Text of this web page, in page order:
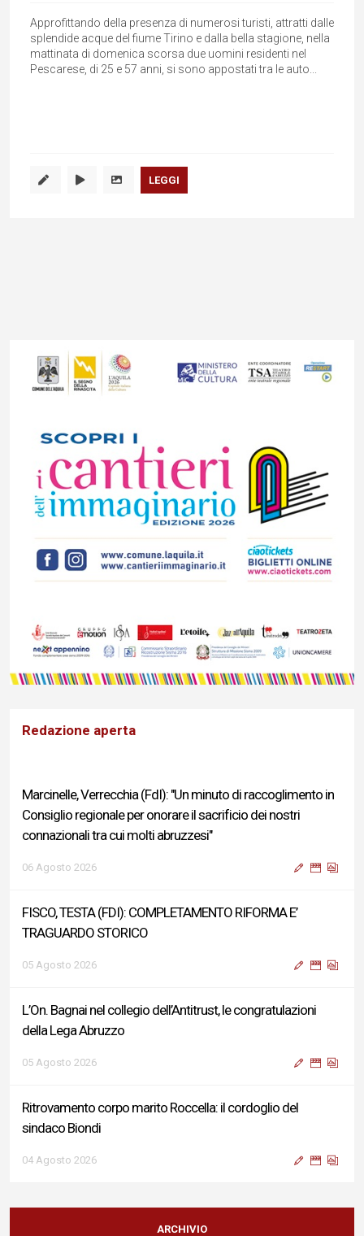
Approfittando della presenza di numerosi turisti, attratti dalle
splendide acque del fiume Tirino e dalla bella stagione, nella
mattinata di domenica scorsa due uomini residenti nel
Pescarese, di 25 e 57 anni, si sono appostati tra le auto...
LEGGI
Redazione aperta
Marcinelle, Verrecchia (FdI): "Un minuto di raccoglimento in
Consiglio regionale per onorare il sacrificio dei nostri
connazionali tra cui molti abruzzesi"
06 Agosto 2026
FISCO, TESTA (FDI): COMPLETAMENTO RIFORMA E’
TRAGUARDO STORICO
05 Agosto 2026
L’On. Bagnai nel collegio dell’Antitrust, le congratulazioni
della Lega Abruzzo
05 Agosto 2026
Ritrovamento corpo marito Roccella: il cordoglio del
sindaco Biondi
04 Agosto 2026
Reddito di Cittadinanza, Testa (FdI): Presentata interpellanza
su criticità persistenti ed effetti sulle politiche di sviluppo del
ARCHIVIO